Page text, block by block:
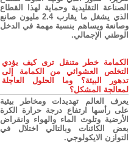
الصناعة التقليدية وحماية لهذا القطاع
الذي يشغل ما يقارب 2.4 مليون صانع
وصانعة ويساهم بنسبة مهمة في الدخل
الوطني الإجمالي.
الكمامة خطر متنقل ترى كيف يؤدي
التخلص العشوائي من الكمامة إلى
تدهور البيئة؟ وما الحلول العاجلة
لمعالجة المشكل؟
يعرف العالم تهديدات ومخاطر بيئية
على رأسها ارتفاع درجة حرارة الكرة
الأرضية وتلوث الماء والهواء وانقراض
بعض الكائنات وبالتالي اختلال في
التوازن الايكولوجي.